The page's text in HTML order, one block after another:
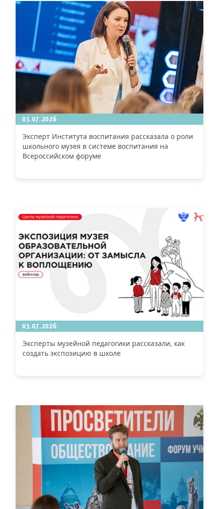
03.07.2026
Эксперт Института воспитания рассказала о роли
школьного музея в системе воспитания на
Всероссийском форуме
03.07.2026
Эксперты музейной педагогики рассказали, как
создать экспозицию в школе